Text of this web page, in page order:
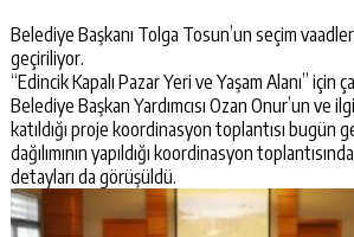
Belediye Başkanı Tolga Tosun’un seçim
geçiriliyor.
“Edincik Kapalı Pazar Yeri ve Yaşam Alanı” için
Belediye Başkan Yardımcısı Ozan Onur’un ve
katıldığı proje koordinasyon toplantısı bugün
dağılımının yapıldığı koordinasyon
detayları da görüşüldü.